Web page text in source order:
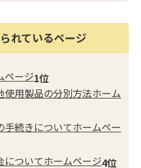
れているページ
ページ
使用製品の分別方法ホーム
手続きについてホームペー
についてホームページ